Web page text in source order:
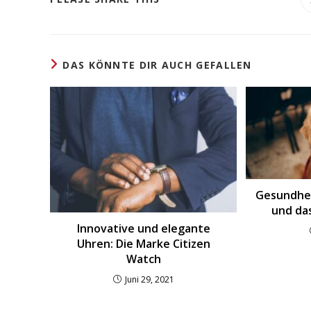
DAS KÖNNTE DIR AUCH GEFALLEN
Innovative und elegante
Uhren: Die Marke Citizen
Watch
Juni 29, 2021
und